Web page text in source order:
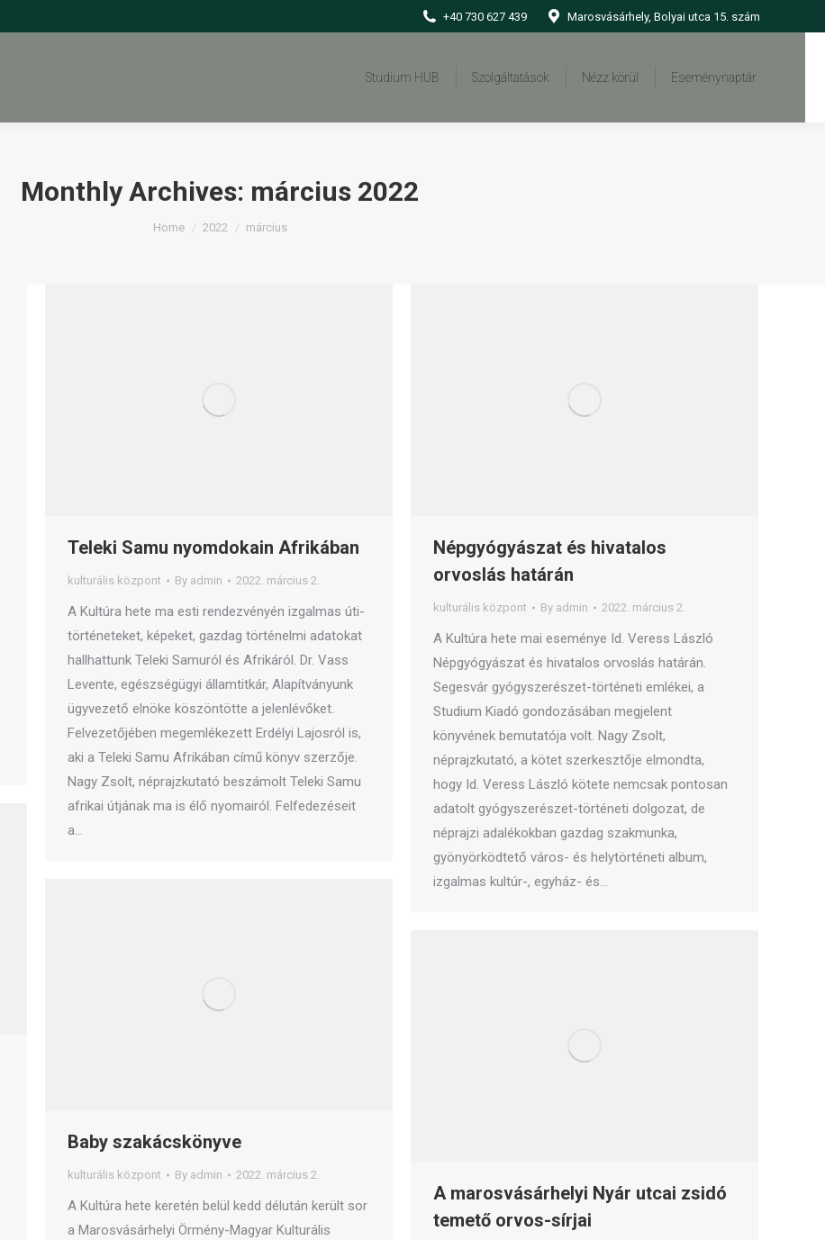
+40 730 627 439 Marosvásárhely, Bolyai utca 15. szám
Studium HUB Szolgáltatások Nézz körül Eseménynaptár
Monthly Archives: március 2022
You are here:
Home 2022 március
Teleki Samu nyomdokain Afrikában
kulturális központ By admin 2022. március 2.
A Kultúra hete ma esti rendezvényén izgalmas úti-
történeteket, képeket, gazdag történelmi adatokat
hallhattunk Teleki Samuról és Afrikáról. Dr. Vass
Levente, egészségügyi államtitkár, Alapítványunk
ügyvezető elnöke köszöntötte a jelenlévőket.
Felvezetőjében megemlékezett Erdélyi Lajosról is,
aki a Teleki Samu Afrikában című könyv szerzője.
Nagy Zsolt, néprajzkutató beszámolt Teleki Samu
afrikai útjának ma is élő nyomairól. Felfedezéseit
a…
Népgyógyászat és hivatalos
orvoslás határán
kulturális központ By admin 2022. március 2.
A Kultúra hete mai eseménye Id. Veress László
Népgyógyászat és hivatalos orvoslás határán.
Segesvár gyógyszerészet-történeti emlékei, a
Studium Kiadó gondozásában megjelent
könyvének bemutatója volt. Nagy Zsolt,
néprajzkutató, a kötet szerkesztője elmondta,
hogy Id. Veress László kötete nemcsak pontosan
adatolt gyógyszerészet-történeti dolgozat, de
néprajzi adalékokban gazdag szakmunka,
gyönyörködtető város- és helytörténeti album,
izgalmas kultúr-, egyház- és…
Baby szakácskönyve
kulturális központ By admin 2022. március 2.
A Kultúra hete keretén belül kedd délután került sor
a Marosvásárhelyi Örmény-Magyar Kulturális
A marosvásárhelyi Nyár utcai zsidó
temető orvos-sírjai